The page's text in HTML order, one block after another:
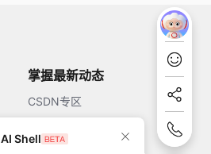
AI Shell
掌握最新动态
CSDN专区